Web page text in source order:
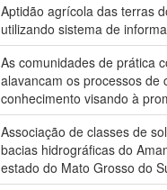
Aptidão agrícola das terras
utilizando sistema de
As comunidades de prática
alavancam os processos de
conhecimento visando à
Associação de classes de
bacias hidrográficas do
estado do Mato Grosso do